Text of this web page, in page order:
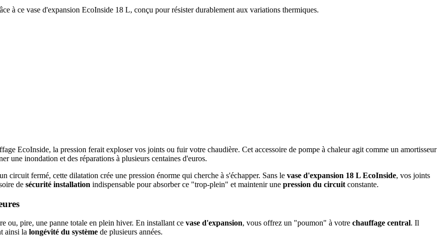
à ce vase d'expansion EcoInside 18 L, conçu pour résister durablement aux variations thermiques.
EcoInside, la pression ferait exploser vos joints ou fuir votre chaudière. Cet accessoire de pompe à chaleur agit comme un amortisseur
une inondation et des réparations à plusieurs centaines d'euros.
circuit fermé, cette dilatation crée une pression énorme qui cherche à s'échapper. Sans le vase d'expansion 18 L EcoInside, vos joints
de sécurité installation indispensable pour absorber ce "trop-plein" et maintenir une pression du circuit constante.
ou, pire, une panne totale en plein hiver. En installant ce vase d'expansion, vous offrez un "poumon" à votre chauffage central. Il
ainsi la longévité du système de plusieurs années.